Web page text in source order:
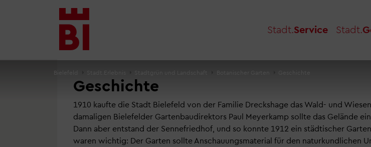
Inhalt
anspringen
Menü
anspringen
Suche
anspringen
Stadt.Service Stadt.
Bielefeld
Geschichte
1910 kaufte die Stadt Bielefeld von der Familie Dreckshage das Wald- und
damaligen Bielefelder Gartenbaudirektors Paul Meyerkamp sollte das Gelände
Dann aber entstand der Sennefriedhof, und so konnte 1912 ein städtischer
waren wichtig: Der Garten sollte Anschauungsmaterial für den naturkundlichen